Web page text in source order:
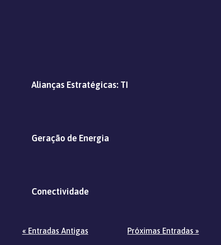
Alianças Estratégicas: TI
Geração de Energia
Conectividade
« Entradas Antigas Próximas Entradas »